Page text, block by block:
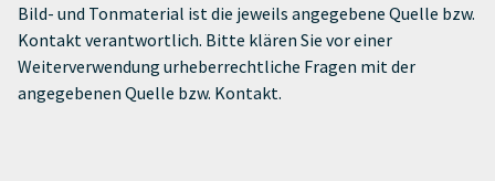
Bild- und Tonmaterial ist die jeweils angegebene Quelle bzw.
Kontakt verantwortlich. Bitte klären Sie vor einer
Weiterverwendung urheberrechtliche Fragen mit der
angegebenen Quelle bzw. Kontakt.